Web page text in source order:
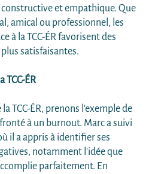
et empathique. Que
amical ou professionnel, les
à la TCC-ÉR favorisent des
satisfaisantes.
TCC-ÉR
TCC-ÉR, prenons l'exemple de
à un burnout. Marc a suivi
il a appris à identifier ses
notamment l'idée que
parfaitement. En